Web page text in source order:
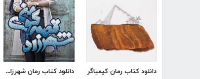
دانلود کتاب رمان کیمیاگر دانلود کتاب رمان شهرزاد قصه‌گوی من